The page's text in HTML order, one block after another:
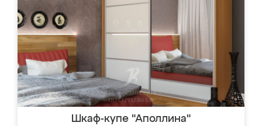
Шкаф-купе "Аполлина"